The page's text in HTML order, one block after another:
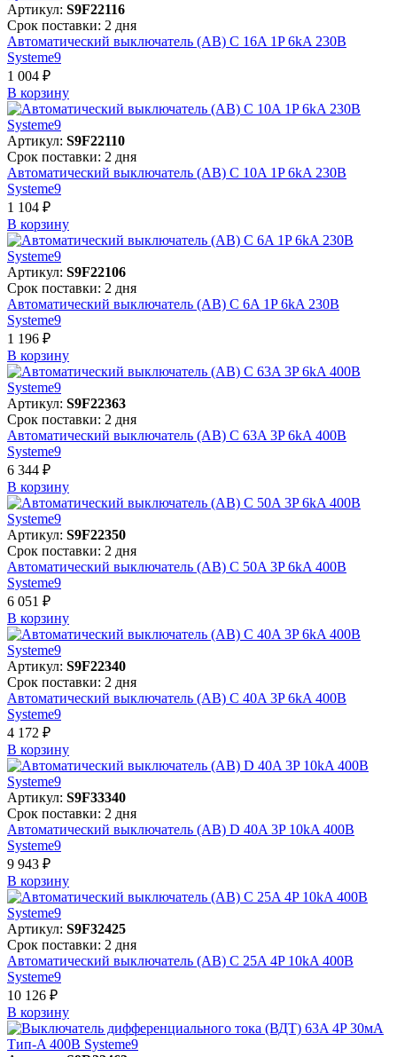
Артикул: S9F22116
Срок поставки: 2 дня
Автоматический выключатель (АВ) C 16A 1P 6kA 230В
Systeme9
1 004 ₽
В корзинy
Артикул: S9F22110
Срок поставки: 2 дня
Автоматический выключатель (АВ) C 10A 1P 6kA 230В
Systeme9
1 104 ₽
В корзинy
Артикул: S9F22106
Срок поставки: 2 дня
Автоматический выключатель (АВ) C 6A 1P 6kA 230В
Systeme9
1 196 ₽
В корзинy
Артикул: S9F22363
Срок поставки: 2 дня
Автоматический выключатель (АВ) C 63A 3P 6kA 400В
Systeme9
6 344 ₽
В корзинy
Артикул: S9F22350
Срок поставки: 2 дня
Автоматический выключатель (АВ) C 50A 3P 6kA 400В
Systeme9
6 051 ₽
В корзинy
Артикул: S9F22340
Срок поставки: 2 дня
Автоматический выключатель (АВ) C 40A 3P 6kA 400В
Systeme9
4 172 ₽
В корзинy
Артикул: S9F33340
Срок поставки: 2 дня
Автоматический выключатель (АВ) D 40A 3P 10kA 400В
Systeme9
9 943 ₽
В корзинy
Артикул: S9F32425
Срок поставки: 2 дня
Автоматический выключатель (АВ) C 25A 4P 10kA 400В
Systeme9
10 126 ₽
В корзинy